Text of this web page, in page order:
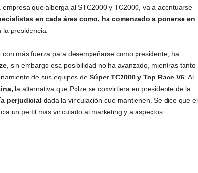
que alberga al STC2000 y TC2000, va a acentuarse
en cada área como, ha comenzado a ponerse en
la presidencia.
más fuerza para desempeñarse como presidente, ha
, sin embargo esa posibilidad no ha avanzado, mientras tanto
de sus equipos deSúper TC2000 y Top Race V6. Al
la alternativa que Polze se convirtiera en presidente de la
perjudicial dada la vinculación que mantienen. Se dice que el
un perfil más vinculado al marketing y a aspectos